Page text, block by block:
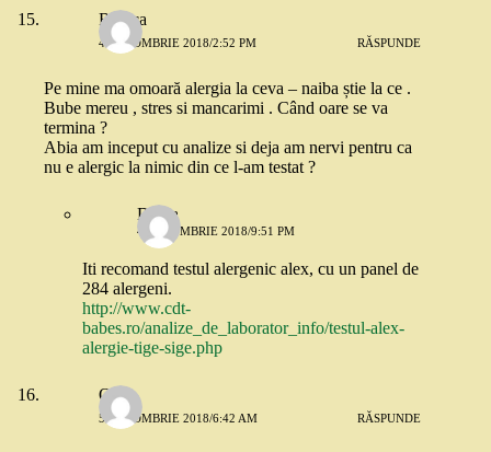
Raluca
4 OCTOMBRIE 2018/2:52 PM RĂSPUNDE
Pe mine ma omoară alergia la ceva – naiba știe la ce .
Bube mereu , stres si mancarimi . Când oare se va
termina ?
Abia am inceput cu analize si deja am nervi pentru ca
nu e alergic la nimic din ce l-am testat ?
Diana
4 OCTOMBRIE 2018/9:51 PM
Iti recomand testul alergenic alex, cu un panel de
284 alergeni.
http://www.cdt-
babes.ro/analize_de_laborator_info/testul-alex-
alergie-tige-sige.php
Oana
5 OCTOMBRIE 2018/6:42 AM RĂSPUNDE